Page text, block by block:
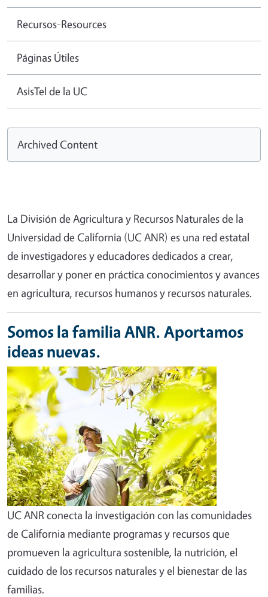
Recursos-Resources
Páginas Útiles
AsisTel de la UC
Archived Content
La División de Agricultura y Recursos Naturales de la
Universidad de California (UC ANR) es una red estatal
de investigadores y educadores dedicados a crear,
desarrollar y poner en práctica conocimientos y avances
en agricultura, recursos humanos y recursos naturales.
Somos la familia ANR. Aportamos
ideas nuevas.
UC ANR conecta la investigación con las comunidades
de California mediante programas y recursos que
promueven la agricultura sostenible, la nutrición, el
cuidado de los recursos naturales y el bienestar de las
familias.